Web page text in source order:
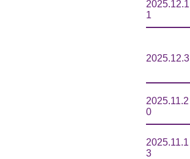
2025.12.1
1
2025.12.3
2025.11.2
0
2025.11.1
3